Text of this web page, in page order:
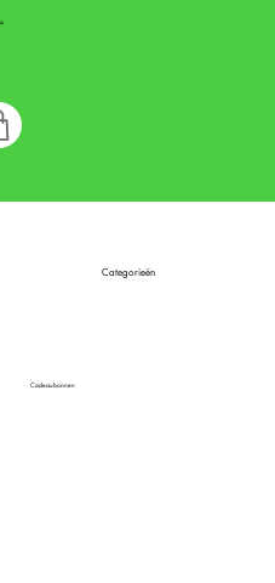
Categorieën
Cadeaubonnen